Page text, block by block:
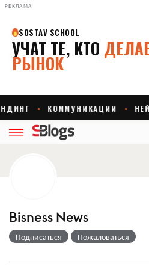
РЕКЛАМА
Bisness News
Подписаться Пожаловаться